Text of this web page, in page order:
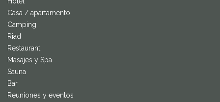
Casa / apartamento
Camping
Riad
Restaurant
Masajes y Spa
Sauna
Bar
Reuniones y eventos